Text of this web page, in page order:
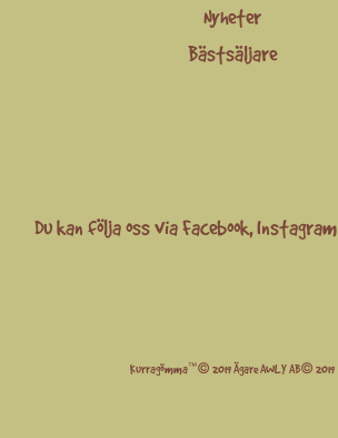
Nyheter
Bästsäljare
Du kan följa oss viaFacebook,Instagram
Kurragömma™© 2019 Ägare AWLY AB© 2019